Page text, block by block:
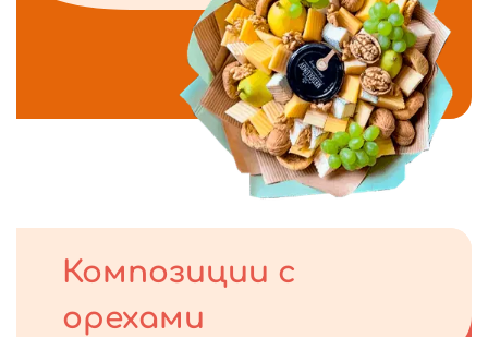
Композиции с
орехами